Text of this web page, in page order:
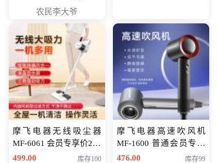
农民李大爷
摩飞电器无线吸尘器
MF-6061 会员专享价299
元
499.00 库存100
摩飞电器高速吹风机
MF-1600 普通会员专享
价298元
476.00 库存99